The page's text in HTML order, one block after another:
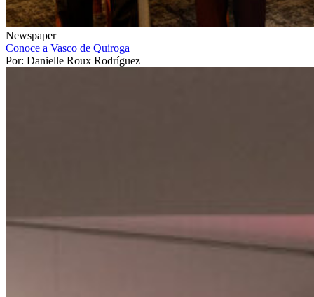
Newspaper
Conoce a Vasco de Quiroga
Por: Danielle Roux Rodríguez